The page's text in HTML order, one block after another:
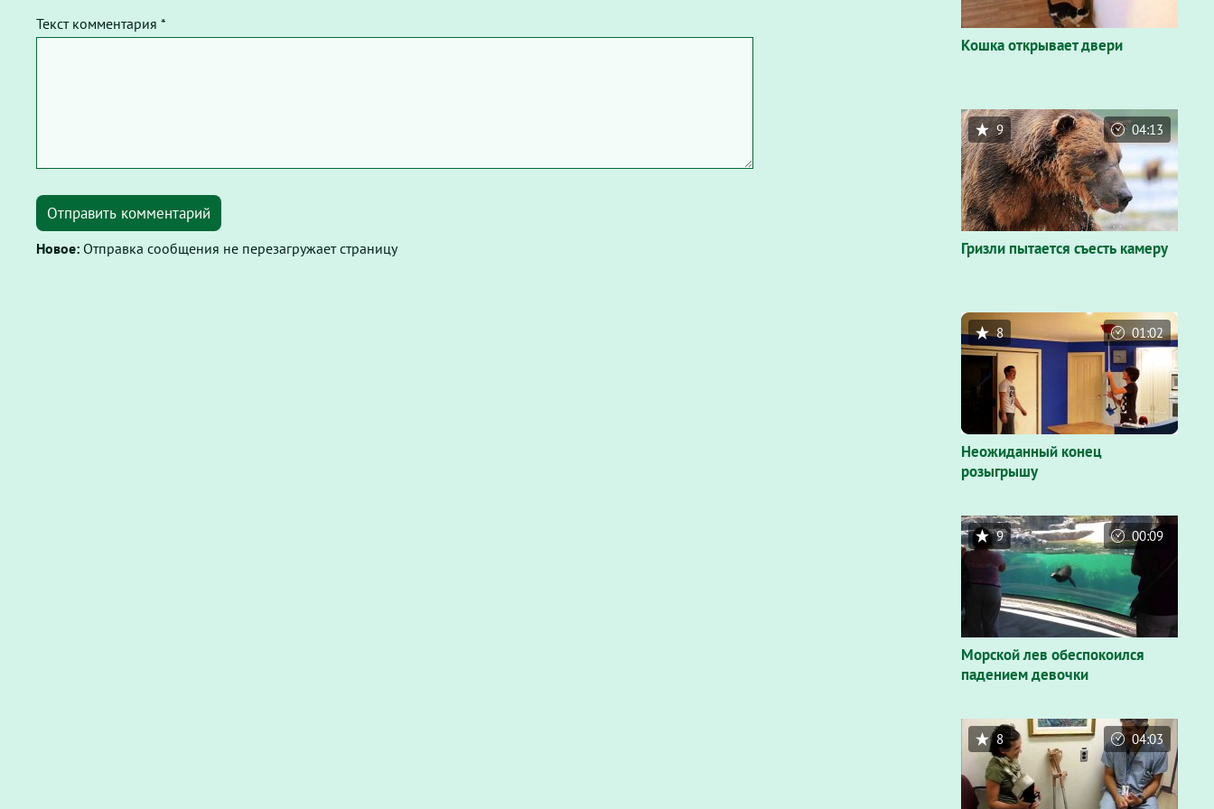
Текст комментария *
Отправить комментарий
Новое: Отправка сообщения не перезагружает страницу
Кошка открывает двери
Гризли пытается съесть камеру
9 04:13
Неожиданный конец
розыгрышу
8 01:02
Морской лев обеспокоился
падением девочки
9 00:09
8 04:03